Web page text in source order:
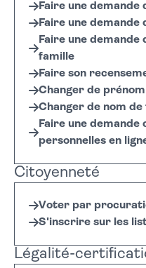
Faire une demande
Faire une
Faire une
famille
Faire son
Changer de prénom
Changer de nom de
Faire une demande
personnelles en
Citoyenneté
Voter par
S'inscrire sur les
Légalité-